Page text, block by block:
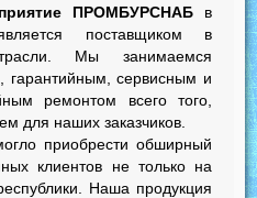
ПРОМБУРСНАБ в
поставщиком в
Мы занимаемся
гарантийным, сервисным и
ремонтом всего того,
для наших заказчиков.
приобрести обширный
клиентов не только на
Наша продукция